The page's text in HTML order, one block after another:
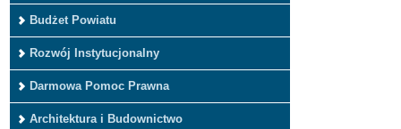
Budżet Powiatu
Rozwój Instytucjonalny
Darmowa Pomoc Prawna
Architektura i Budownictwo